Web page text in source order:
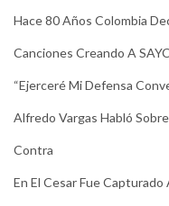
Hace 80 Años Colombia
Canciones Creando A
“Ejerceré Mi Defensa
Alfredo Vargas Habló
Contra
En El Cesar Fue